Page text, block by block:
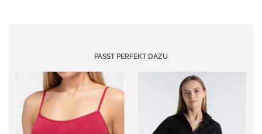
PASST PERFEKT DAZU